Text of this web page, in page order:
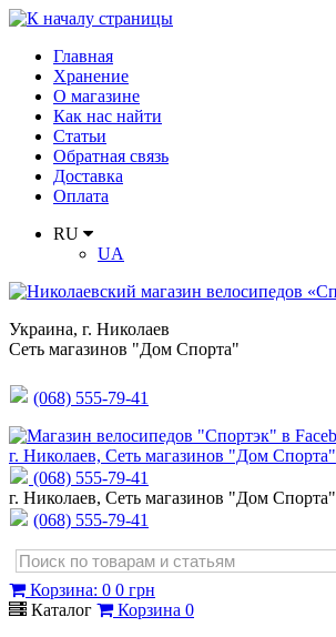
Главная
Хранение
О магазине
Как нас найти
Статьи
Обратная связь
Доставка
Оплата
RU
UA
Украина, г. Николаев
Сеть магазинов "Дом Спорта"
(068) 555-79-41
г. Николаев, Сеть магазинов "Дом Спорта"
(068) 555-79-41
г. Николаев, Сеть магазинов "Дом Спорта"
(068) 555-79-41
Корзина: 0 0 грн
Каталог
Корзина 0